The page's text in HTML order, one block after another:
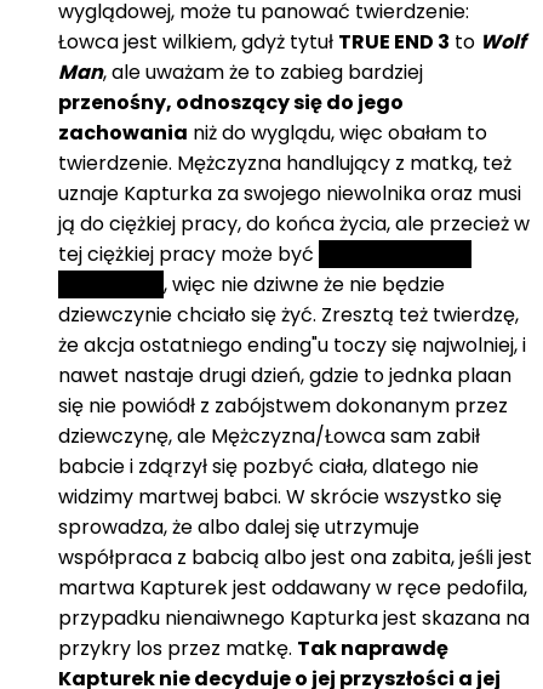
wyglądowej, może tu panować twierdzenie:
Łowca jest wilkiem, gdyż tytuł TRUE END 3 to Wolf
Man, ale uważam że to zabieg bardziej
przenośny, odnoszący się do jego
zachowania niż do wyglądu, więc obałam to
twierdzenie. Mężczyzna handlujący z matką, też
uznaje Kapturka za swojego niewolnika oraz musi
ją do ciężkiej pracy, do końca życia, ale przecież w
tej ciężkiej pracy może być
, więc nie dziwne że nie będzie
dziewczynie chciało się żyć. Zresztą też twierdzę,
że akcja ostatniego ending"u toczy się najwolniej, i
nawet nastaje drugi dzień, gdzie to jednka plaan
się nie powiódł z zabójstwem dokonanym przez
dziewczynę, ale Mężczyzna/Łowca sam zabił
babcie i zdąrzył się pozbyć ciała, dlatego nie
widzimy martwej babci. W skrócie wszystko się
sprowadza, że albo dalej się utrzymuje
współpraca z babcią albo jest ona zabita, jeśli jest
martwa Kapturek jest oddawany w ręce pedofila,
przypadku nienaiwnego Kapturka jest skazana na
przykry los przez matkę. Tak naprawdę
Kapturek nie decyduje o jej przyszłości a jej